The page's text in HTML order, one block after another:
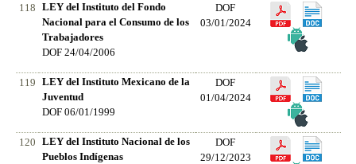
118
LEY del Instituto del Fondo
Nacional para el Consumo de los
Trabajadores
DOF 24/04/2006
DOF
03/01/2024
119
LEY del Instituto Mexicano de la
Juventud
DOF 06/01/1999
DOF
01/04/2024
120
LEY del Instituto Nacional de los
Pueblos Indígenas
DOF
29/12/2023